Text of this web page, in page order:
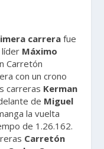
carrera fue
Máximo
Carretón
con un crono
carreras Kerman
de Miguel
la vuelta
de 1.26.162.
Carretón